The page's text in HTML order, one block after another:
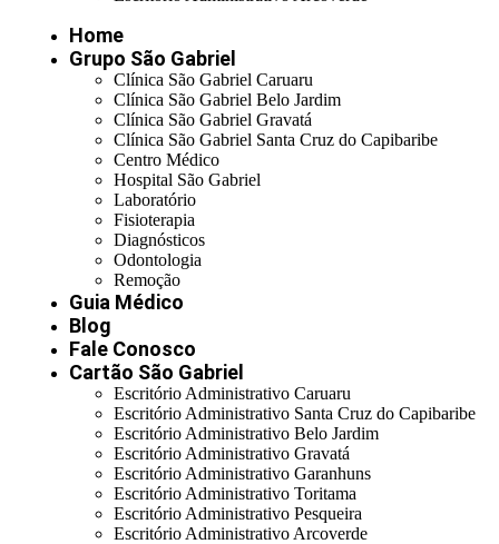
Home
Grupo São Gabriel
Clínica São Gabriel Caruaru
Clínica São Gabriel Belo Jardim
Clínica São Gabriel Gravatá
Clínica São Gabriel Santa Cruz do Capibaribe
Centro Médico
Hospital São Gabriel
Laboratório
Fisioterapia
Diagnósticos
Odontologia
Remoção
Guia Médico
Blog
Fale Conosco
Cartão São Gabriel
Escritório Administrativo Caruaru
Escritório Administrativo Santa Cruz do Capibaribe
Escritório Administrativo Belo Jardim
Escritório Administrativo Gravatá
Escritório Administrativo Garanhuns
Escritório Administrativo Toritama
Escritório Administrativo Pesqueira
Escritório Administrativo Arcoverde